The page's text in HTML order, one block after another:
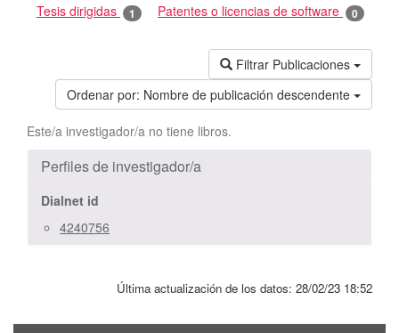
Tesis dirigidas 1 Patentes o licencias de software 0
Filtrar Publicaciones
Ordenar por: Nombre de publicación descendente
Este/a investigador/a no tiene libros.
Perfiles de investigador/a
Dialnet id
4240756
Última actualización de los datos: 28/02/23 18:52